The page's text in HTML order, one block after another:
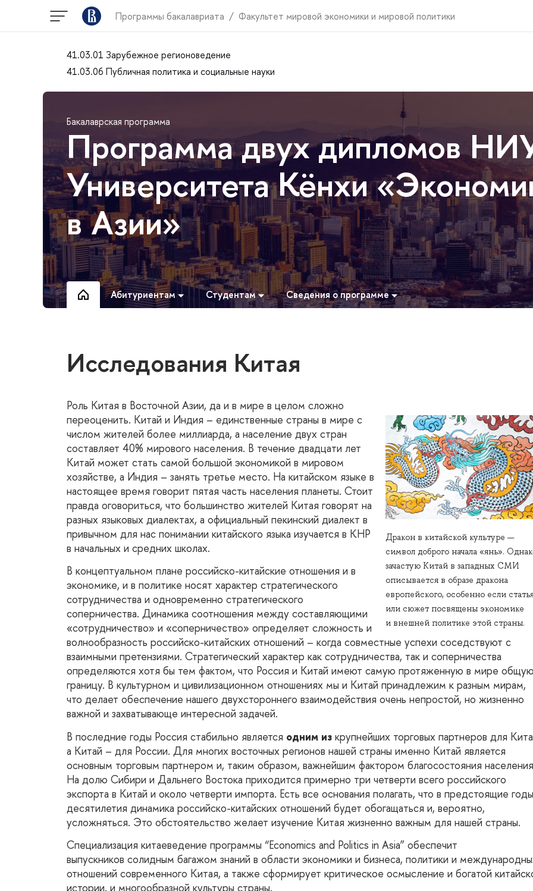
Программы бакалавриата Факультет мировой экономики и мировой политики
41.03.01 Зарубежное регионоведение
41.03.06 Публичная политика и социальные науки
Бакалаврская программа
Программа двух дипломов
Университета Кёнхи
в Азии»
Абитуриентам Студентам Сведения о программе
Исследования Китая
Дракон в китайской культуре —
символ доброго начала «янь».
зачастую Китай в западных СМИ
описывается в образе дракона
европейского, особенно если
или сюжет посвящены экономике
и внешней политике этой страны.
Роль Китая в Восточной Азии, да и в мире в целом сложно
переоценить. Китай и Индия – единственные страны в мире с
числом жителей более миллиарда, а население двух стран
составляет 40% мирового населения. В течение двадцати лет
Китай может стать самой большой экономикой в мировом
хозяйстве, а Индия – занять третье место. На китайском языке в
настоящее время говорит пятая часть населения планеты. Стоит
правда оговориться, что большинство жителей Китая говорят на
разных языковых диалектах, а официальный пекинский диалект в
привычном для нас понимании китайского языка изучается в КНР
в начальных и средних школах.
В концептуальном плане российско-китайские отношения и в
экономике, и в политике носят характер стратегического
сотрудничества и одновременно стратегического
соперничества. Динамика соотношения между составляющими
«сотрудничество» и «соперничество» определяет сложность и
волнообразность российско-китайских отношений – когда совместные успехи соседствуют с
взаимными претензиями. Стратегический характер как сотрудничества, так и соперничества
определяются хотя бы тем фактом, что Россия и Китай имеют самую протяженную в мире общую
границу. В культурном и цивилизационном отношениях мы и Китай принадлежим к разным мирам,
что делает обеспечение нашего двухстороннего взаимодействия очень непростой, но жизненно
важной и захватывающе интересной задачей.
В последние годы Россия стабильно является одним из крупнейших торговых партнеров для
а Китай – для России. Для многих восточных регионов нашей страны именно Китай является
основным торговым партнером и, таким образом, важнейшим фактором благосостояния
На долю Сибири и Дальнего Востока приходится примерно три четверти всего российского
экспорта в Китай и около четверти импорта. Есть все основания полагать, что в предстоящие
десятилетия динамика российско-китайских отношений будет обогащаться и, вероятно,
усложняться. Это обстоятельство желает изучение Китая жизненно важным для нашей страны.
Специализация китаеведение программы “Economics and Politics in Asia” обеспечит
выпускников солидным багажом знаний в области экономики и бизнеса, политики и
отношений современного Китая, а также сформирует критическое осмысление и богатой
истории, и многообразной культуры страны.